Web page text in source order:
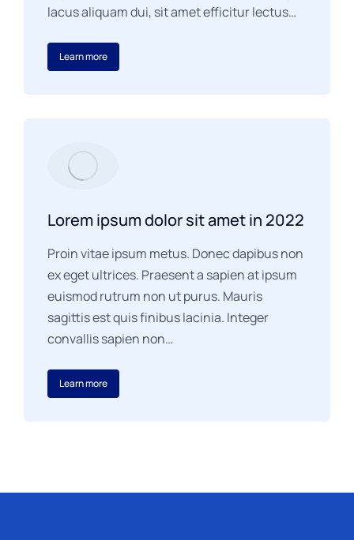
lacus aliquam dui, sit amet efficitur lectus…
Learn more
Lorem ipsum dolor sit amet in 2022
Proin vitae ipsum metus. Donec dapibus non
ex eget ultrices. Praesent a sapien at ipsum
euismod rutrum non ut purus. Mauris
sagittis est quis finibus lacinia. Integer
convallis sapien non…
Learn more